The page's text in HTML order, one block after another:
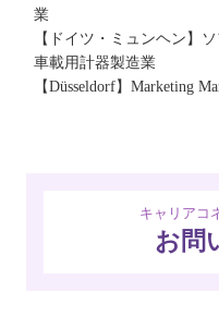
業
【ドイツ・ミュンヘン】
車載用計器製造業
【Düsseldorf】Marketing
キャリアコ
お問